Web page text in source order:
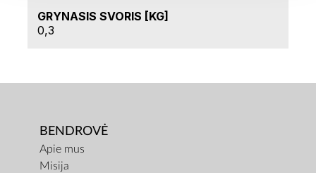
GRYNASIS SVORIS [KG]
0,3
BENDROVĖ
Apie mus
Misija